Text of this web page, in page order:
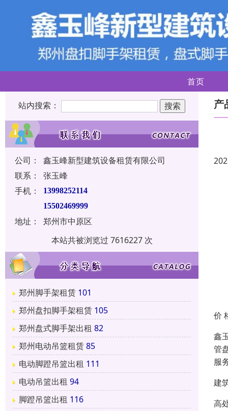
首页
站内搜索：
公司：
鑫玉峰新型建筑设备租赁有限公司
联系：
张玉峰
手机：
13998252114
15502469999
地址：
郑州市中原区
本站共被浏览过 7616227 次
郑州脚手架租赁 101
郑州盘扣脚手架租赁 105
郑州盘式脚手架出租 82
郑州电动吊篮租赁85
电动脚蹬吊篮出租 111
电动吊篮出租 94
脚蹬吊篮出租 116
产
价
鑫
管
服
建
高